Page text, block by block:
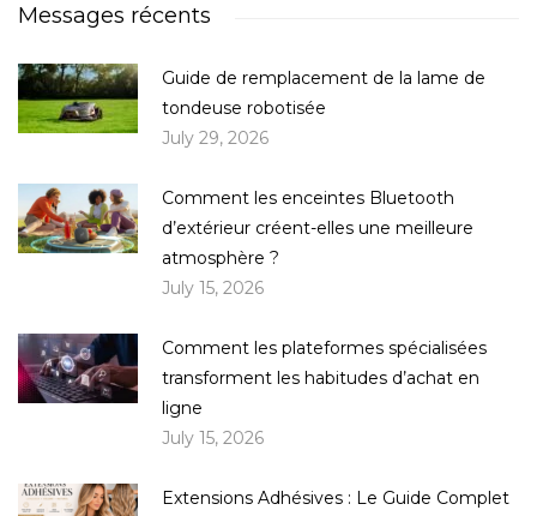
Messages récents
Guide de remplacement de la lame de
tondeuse robotisée
July 29, 2026
Comment les enceintes Bluetooth
d’extérieur créent-elles une meilleure
atmosphère ?
July 15, 2026
Comment les plateformes spécialisées
transforment les habitudes d’achat en
ligne
July 15, 2026
Extensions Adhésives : Le Guide Complet